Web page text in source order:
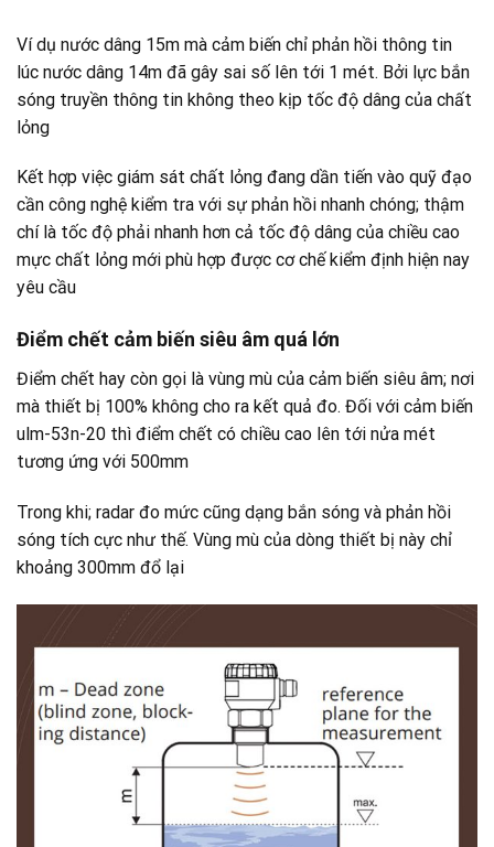
Ví dụ nước dâng 15m mà cảm biến chỉ phản hồi thông tin
lúc nước dâng 14m đã gây sai số lên tới 1 mét. Bởi lực bắn
sóng truyền thông tin không theo kịp tốc độ dâng của chất
lỏng
Kết hợp việc giám sát chất lỏng đang dần tiến vào quỹ đạo
cần công nghệ kiểm tra với sự phản hồi nhanh chóng; thậm
chí là tốc độ phải nhanh hơn cả tốc độ dâng của chiều cao
mực chất lỏng mới phù hợp được cơ chế kiểm định hiện nay
yêu cầu
Điểm chết cảm biến siêu âm quá lớn
Điểm chết hay còn gọi là vùng mù của cảm biến siêu âm; nơi
mà thiết bị 100% không cho ra kết quả đo. Đối với cảm biến
ulm-53n-20 thì điểm chết có chiều cao lên tới nửa mét
tương ứng với 500mm
Trong khi; radar đo mức cũng dạng bắn sóng và phản hồi
sóng tích cực như thế. Vùng mù của dòng thiết bị này chỉ
khoảng 300mm đổ lại